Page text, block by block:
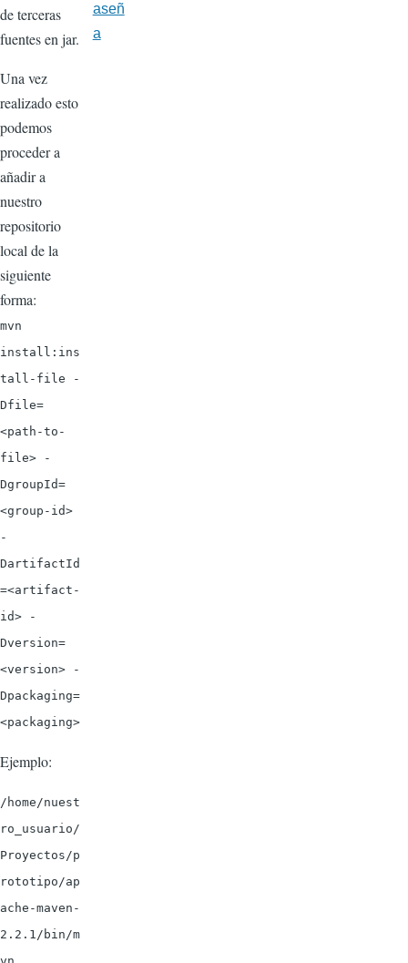
de terceras
fuentes en jar.
Una vez
realizado esto
podemos
proceder a
añadir a
nuestro
repositorio
local de la
siguiente
forma:
mvn
install:ins
tall-file -
Dfile=
<path-to-
file> -
DgroupId=
<group-id>
-
DartifactId
=<artifact-
id> -
Dversion=
<version> -
Dpackaging=
<packaging>
Ejemplo:
/home/nuest
ro_usuario/
Proyectos/p
rototipo/ap
ache-maven-
2.2.1/bin/m
aseñ
a